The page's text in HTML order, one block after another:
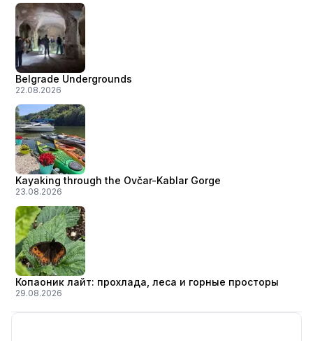
Belgrade Undergrounds
22.08.2026
Kayaking through the Ovčar-Kablar Gorge
23.08.2026
Копаоник лайт: прохлада, леса и горные просторы
29.08.2026